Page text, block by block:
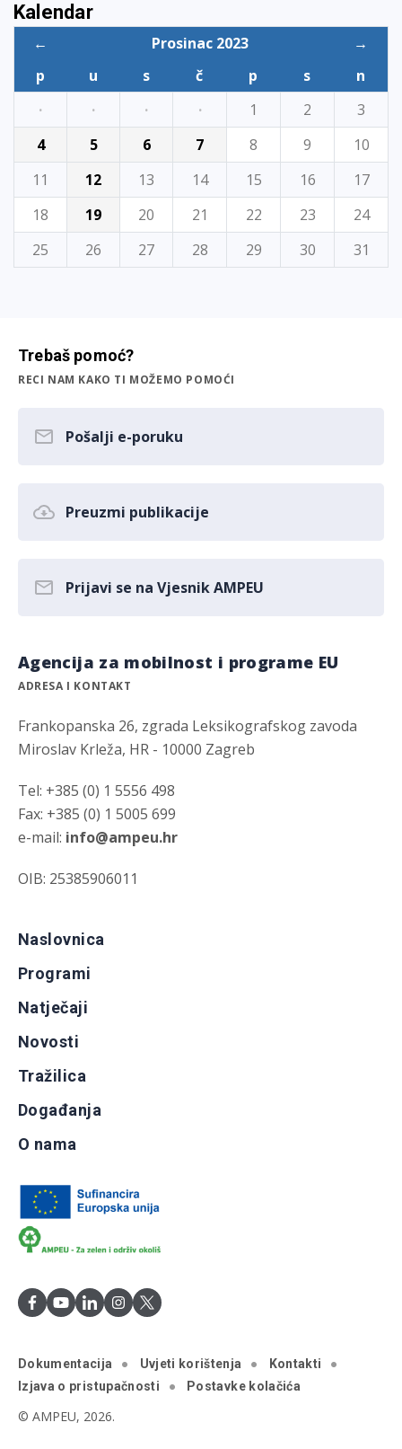
Kalendar
← Prosinac 2023
→
p
u s č p s
n
·
· · · 1 2
3
4
5 6 7 8 9
10
11
12 13 14 15 16
17
18
19 20 21 22 23
24
25
26 27 28 29 30 31
Trebaš pomoć?
RECI NAM KAKO TI MOŽEMO POMOĆI
Pošalji e-poruku
Preuzmi publikacije
Prijavi se na Vjesnik AMPEU
Agencija za mobilnost i programe EU
ADRESA I KONTAKT
Frankopanska 26, zgrada Leksikografskog zavoda
Miroslav Krleža, HR - 10000 Zagreb
Tel: +385 (0) 1 5556 498
Fax: +385 (0) 1 5005 699
e-mail: info@ampeu.hr
OIB: 25385906011
Naslovnica
Programi
Natječaji
Novosti
Tražilica
Događanja
O nama
Dokumentacija Uvjeti korištenja
Kontakti
Izjava o pristupačnosti
Postavke kolačića
© AMPEU, 2026.